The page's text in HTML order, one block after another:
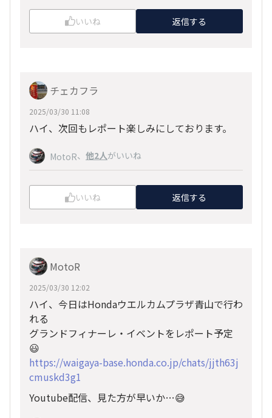
いいね 返信する
チェカフラ
2025/03/30 11:08
ハイ、次回もレポート楽しみにしております。
MotoR、 他2人がいいね
いいね 返信する
MotoR
2025/03/30 12:02
ハイ、今日はHondaウエルカムプラザ青山で行わ
れる
グランドフィナーレ・イベントをレポート予定
😃
https://waigaya-base.honda.co.jp/chats/jjth63j
cmuskd3g1
Youtube配信、見た方が早いか…😅